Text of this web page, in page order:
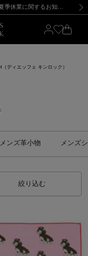
新規登録のお客様も対象！＜MY BARNEYS＞会員のお客様は11,000円（税込）以上のお買上げで常時送料無料！お買い物の際は会員登録を！
らせ】(2026.8.7) 【オンラインストア カスタマーセンター夏季休業に関するお知らせ】（2026.8.7）
【夏季休業に伴う返品・交換承り一時停止のお知らせ】（2026.8.5）
物のお届けについて
・ご注意事項 新規登録のお客様も対象！＜MY BARNEYS＞会員のお客様は11,000円（税込）以上のお買上げで常時送料無料！お買い物の際は会員登録を！
らせ】(2026.8.7)
（ディエッフェ キンロック）
メンズ革小物 メンズ
絞り込む